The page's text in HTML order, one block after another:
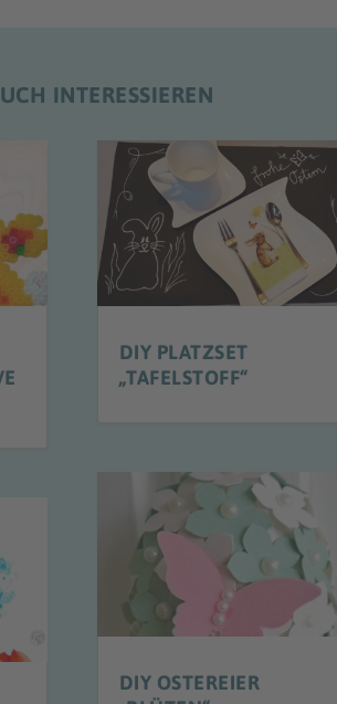
INTERESSIEREN
DIY PLATZSET
„TAFELSTOFF“
DIY OSTEREIER